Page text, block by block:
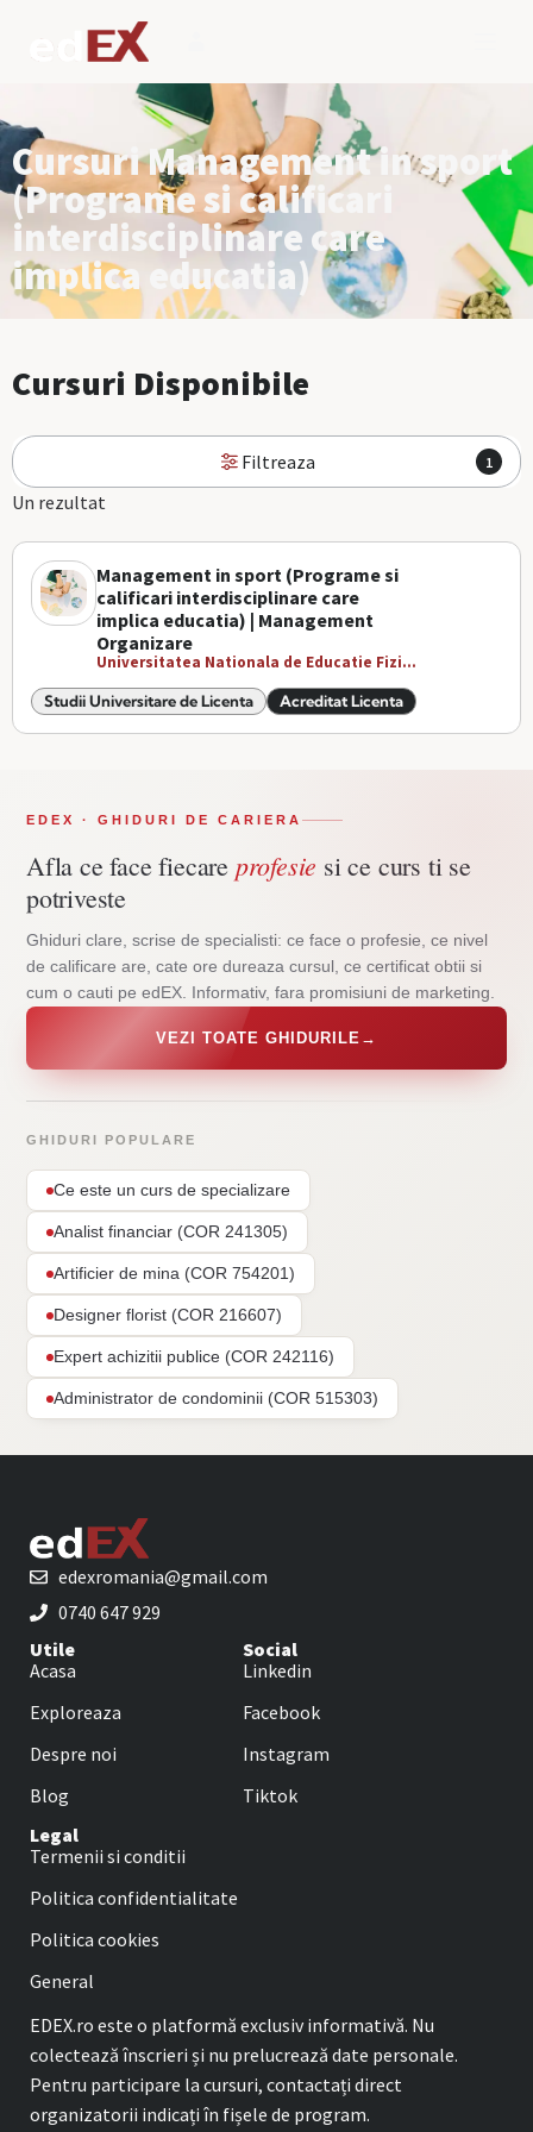
Cursuri Management in sport
(Programe si calificari
interdisciplinare care
implica educatia)
Cursuri Disponibile
Filtreaza 1
Un rezultat
Management in sport (Programe si
calificari interdisciplinare care
implica educatia) | Management
Organizare
Universitatea Nationala de Educatie Fizi...
Studii Universitare de Licenta Acreditat Licenta
EDEX · GHIDURI DE CARIERA
Afla ce face fiecare profesie si ce curs ti se
potriveste
Ghiduri clare, scrise de specialisti: ce face o profesie, ce nivel
de calificare are, cate ore dureaza cursul, ce certificat obtii si
cum o cauti pe edEX. Informativ, fara promisiuni de marketing.
VEZI TOATE GHIDURILE →
GHIDURI POPULARE
Ce este un curs de specializare
Analist financiar (COR 241305)
Artificier de mina (COR 754201)
Designer florist (COR 216607)
Expert achizitii publice (COR 242116)
Administrator de condominii (COR 515303)
edexromania@gmail.com
0740 647 929
Utile
Acasa
Exploreaza
Despre noi
Blog
Social
Linkedin
Facebook
Instagram
Tiktok
Legal
Termenii si conditii
Politica confidentialitate
Politica cookies
General
EDEX.ro este o platformă exclusiv informativă. Nu
colectează înscrieri și nu prelucrează date personale.
Pentru participare la cursuri, contactați direct
organizatorii indicați în fișele de program.